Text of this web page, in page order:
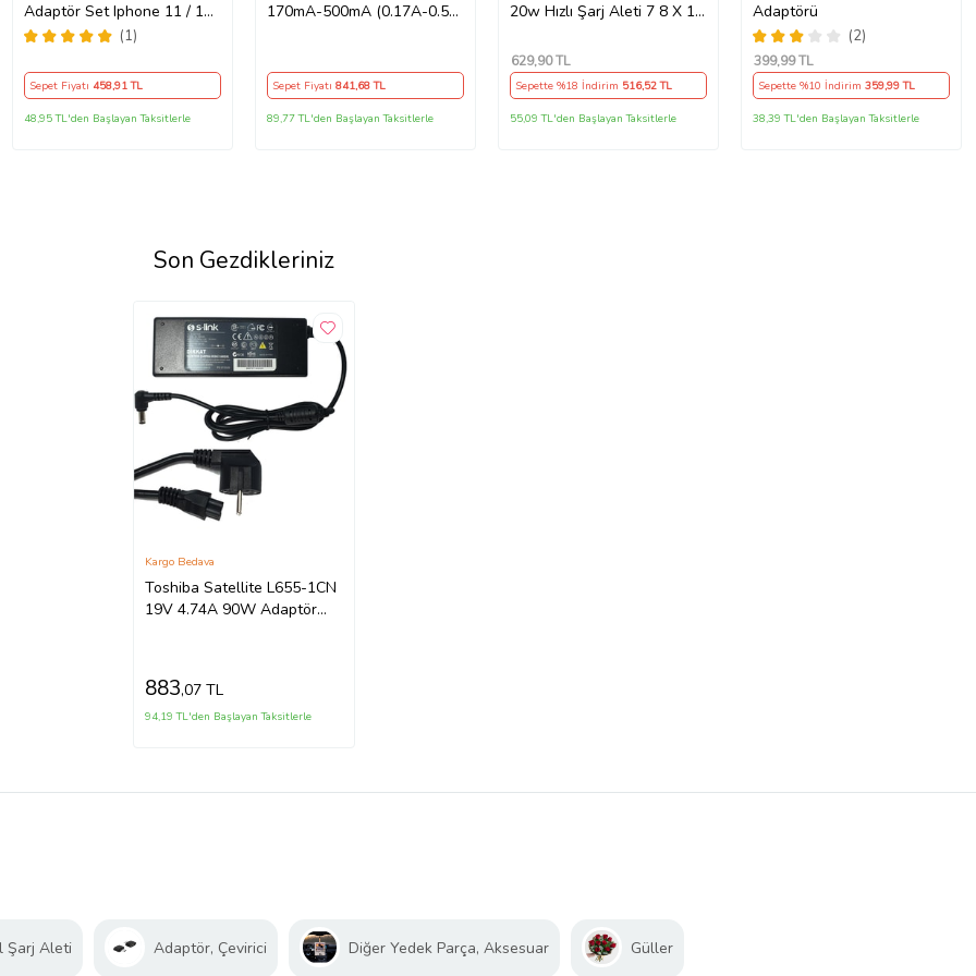
Adaptör Set Iphone 11 / 12 /
13 / Pro / Pro Max Uyumlu
(1)
Sepet Fiyatı 458,91 TL
48,95 TL'den Başlayan Taksitlerle
170mA-500mA (0.17A-0.5A)
Sepet Fiyatı 841,68 TL
89,77 TL'den Başlayan Taksitlerle
20w Hızlı Şarj Aleti 7 8 X 11
Girişli Adaptör
629,90 TL
Sepette %18 İndirim 516,52 TL
55,09 TL'den Başlayan Taksitlerle
Adaptörü
(2)
399,99 TL
Sepette %10 İndirim359,99 TL
38,39 TL'den Başlayan Taksitlerle
Son Gezdikleriniz
Toshiba Satellite L655-1CN
19V 4.74A 90W Adaptör
Kargo Bedava
883,07 TL
94,19 TL'den Başlayan Taksitlerle
Şarj Aleti Adaptör, Çevirici Diğer Yedek Parça, Aksesuar Güller